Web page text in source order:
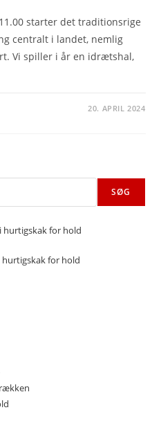
starter det traditionsrige
centralt i landet, nemlig
Vi spiller i år en idrætshal,
20. APRIL 2024
SØG
for hold
hurtigskak for hold